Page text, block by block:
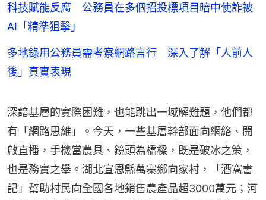
科技賦能反腐 公務員在多個招投標項目暗中使詐被
AI「精準狙擊」
多地錄用公務員需考察網路言行 深入了解「人前人
後」真實表現
深諳基層的實際困難，也能跳出一域解難題，他們都
有「網路思維」。今天，一些基層幹部面向網絡、開
啟直播，手機當農具、鏡頭為橋樑，既是破冰之策，
也是務實之舉。湖北宣恩縣萬寨鄉向家村，「酒窩書
記」幫助村民向全國各地銷售農產品超3000萬元；河